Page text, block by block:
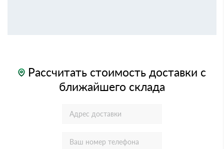
Рассчитать стоимость доставки с
ближайшего склада